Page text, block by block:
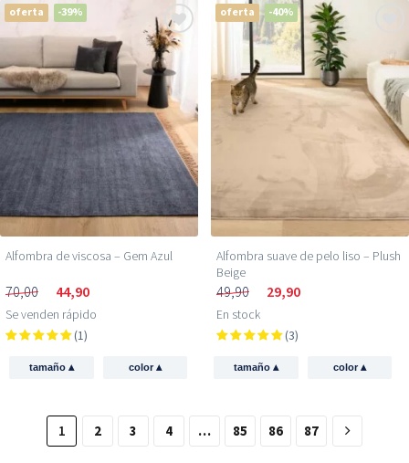
oferta -39%
Alfombra de viscosa – Gem Azul
70,00 44,90
Se venden rápido
(1)
tamaño ▴ color▴
oferta -40%
Alfombra suave de pelo liso – Plush
Beige
49,90 29,90
En stock
(3)
tamaño ▴ color▴
1 2 3 4 … 85 86 87